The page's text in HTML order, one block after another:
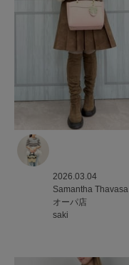
2026.03.04
Samantha Thavasa
オーパ店
saki